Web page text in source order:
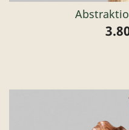
Preis